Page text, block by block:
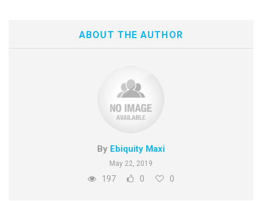
ABOUT THE AUTHOR
By Ebiquity Maxi
May 22, 2019
197 0 0